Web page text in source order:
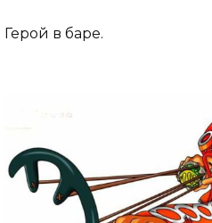
Герой в баре.